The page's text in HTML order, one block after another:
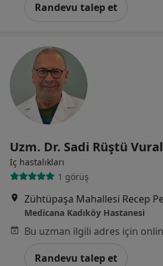
Randevu talep et
Uzm. Dr. Sadi Rüştü Vural
İç hastalıkları
1 görüş
Medicana Kadıköy Hastanesi
Randevu talep et